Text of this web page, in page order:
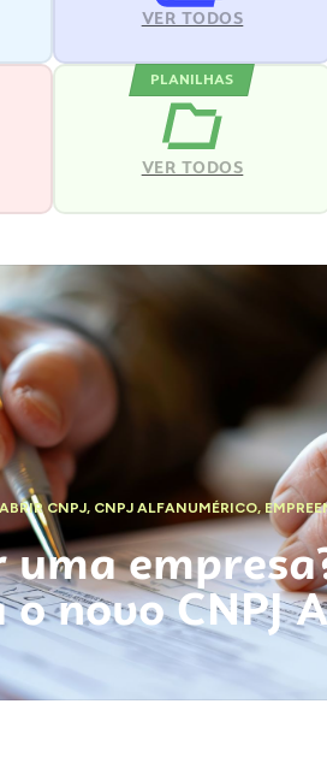
VER TODOS
PLANILHAS
VER TODOS
ABRIR CNPJ, CNPJ ALFANUMÉRICO,
novo CNPJ